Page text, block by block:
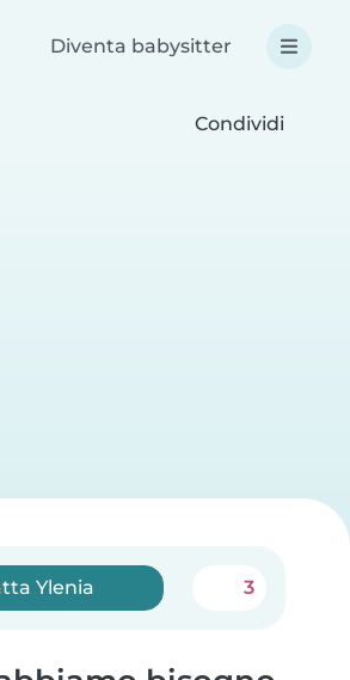
Diventa babysitter
Condividi
Ylenia 3